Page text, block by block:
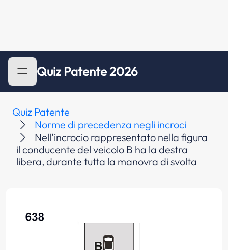
Quiz Patente 2026
Quiz Patente
Norme di precedenza negli incroci
Nell'incrocio rappresentato nella figura
il conducente del veicolo B ha la destra
libera, durante tutta la manovra di svolta